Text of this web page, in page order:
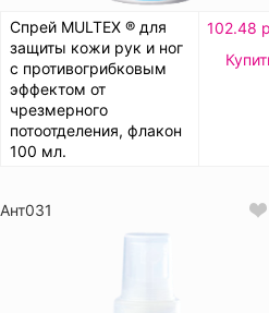
Спрей MULTEX ® для
защиты кожи рук и ног
с противогрибковым
эффектом от
чрезмерного
потоотделения, флакон
100 мл.
102.48
Ант031